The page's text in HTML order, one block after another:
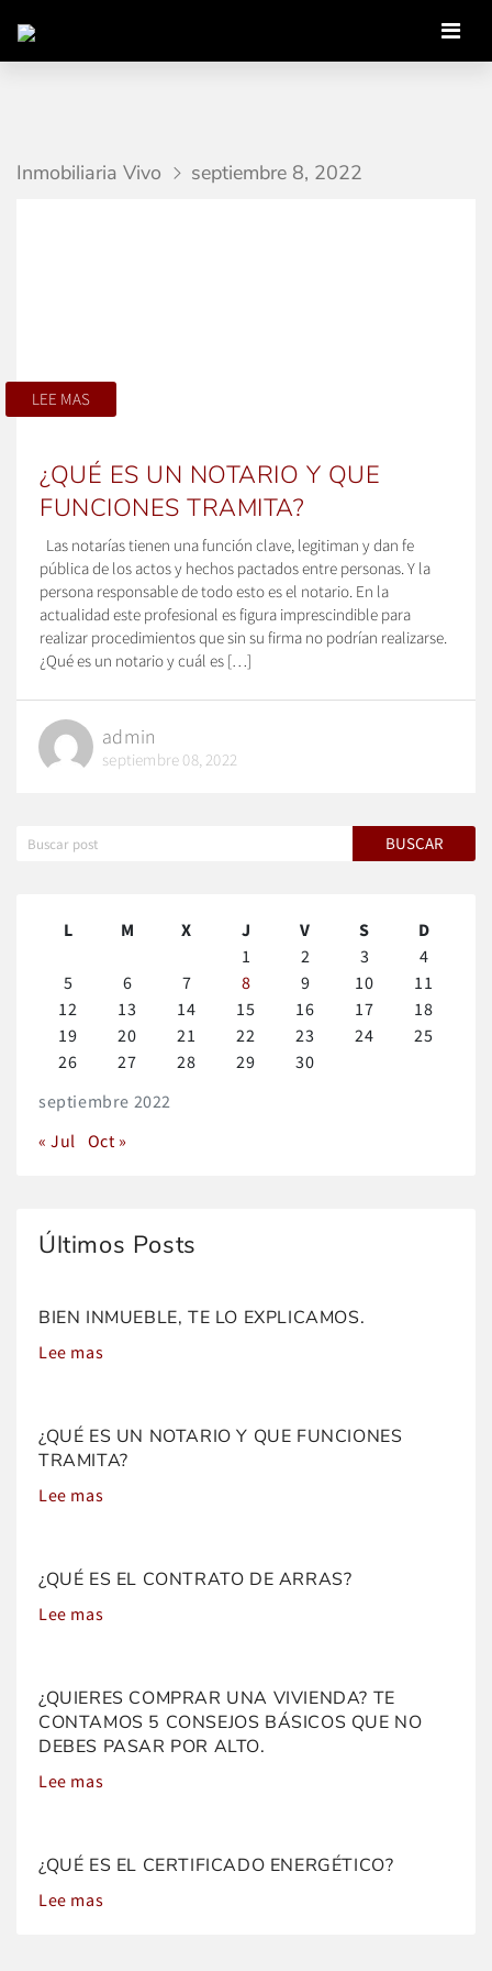
Inmobiliaria Vivo septiembre 8, 2022
LEE MAS
¿QUÉ ES UN NOTARIO Y QUE
FUNCIONES TRAMITA?
Las notarías tienen una función clave, legitiman y dan fe
pública de los actos y hechos pactados entre personas. Y la
persona responsable de todo esto es el notario. En la
actualidad este profesional es figura imprescindible para
realizar procedimientos que sin su firma no podrían realizarse.
¿Qué es un notario y cuál es […]
admin
septiembre 08, 2022
septiembre 2022
L M X J V S
D
1
2 3
4
5
6 7 8 9 10
11
12
13 14 15 16 17
18
19
20 21 22 23 24
25
26
27 28 29 30
« Jul Oct »
BIEN INMUEBLE, TE LO EXPLICAMOS.
Lee mas
¿QUÉ ES UN NOTARIO Y QUE FUNCIONES
TRAMITA?
Lee mas
¿QUÉ ES EL CONTRATO DE ARRAS?
Lee mas
¿QUIERES COMPRAR UNA VIVIENDA? TE
CONTAMOS 5 CONSEJOS BÁSICOS QUE NO
DEBES PASAR POR ALTO.
Lee mas
¿QUÉ ES EL CERTIFICADO ENERGÉTICO?
Lee mas